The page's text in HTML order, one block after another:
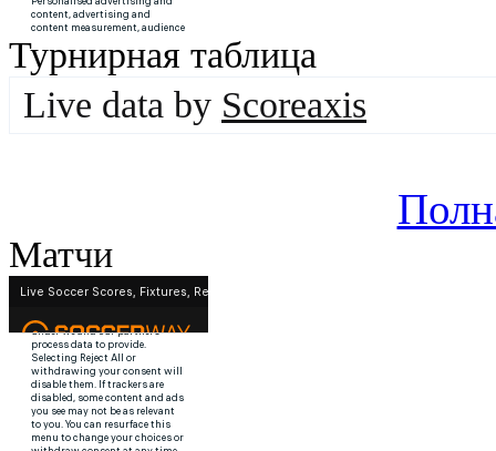
Турнирная таблица
Live data by Scoreaxis
Матчи